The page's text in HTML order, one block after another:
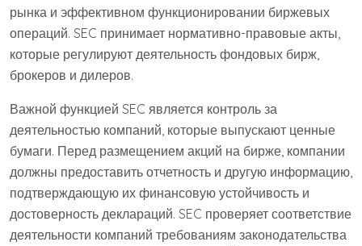
рынка и эффективном функционировании биржевых
операций. SEC принимает нормативно-правовые акты,
которые регулируют деятельность фондовых бирж,
брокеров и дилеров.
Важной функцией SEC является контроль за
деятельностью компаний, которые выпускают ценные
бумаги. Перед размещением акций на бирже, компании
должны предоставить отчетность и другую информацию,
подтверждающую их финансовую устойчивость и
достоверность деклараций. SEC проверяет соответствие
деятельности компаний требованиям законодательства